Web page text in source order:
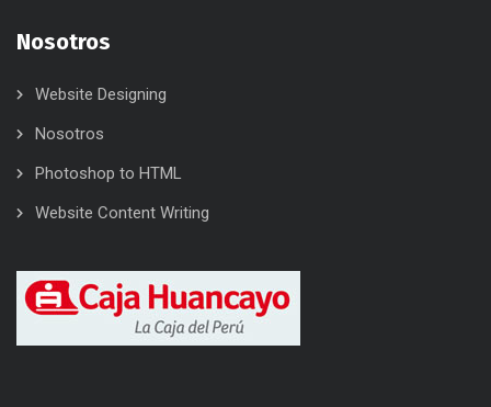
Nosotros
Website Designing
Nosotros
Photoshop to HTML
Website Content Writing